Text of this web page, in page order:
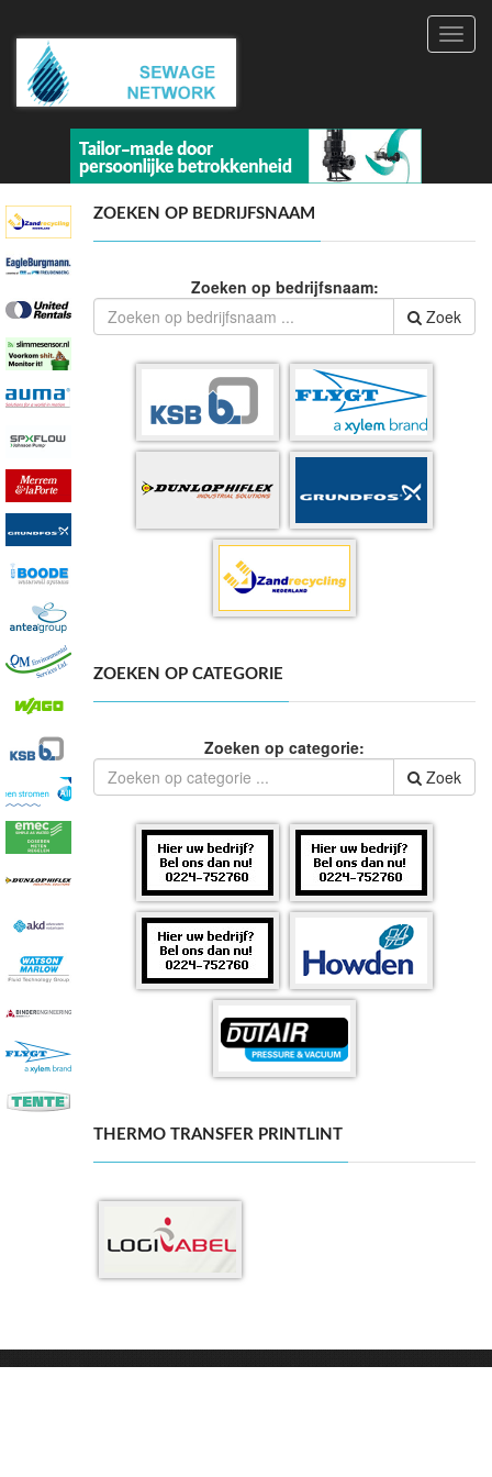
ZOEKEN OP BEDRIJFSNAAM
Zoeken op bedrijfsnaam:
Zoek
ZOEKEN OP CATEGORIE
Zoeken op categorie:
Zoek
THERMO TRANSFER PRINTLINT